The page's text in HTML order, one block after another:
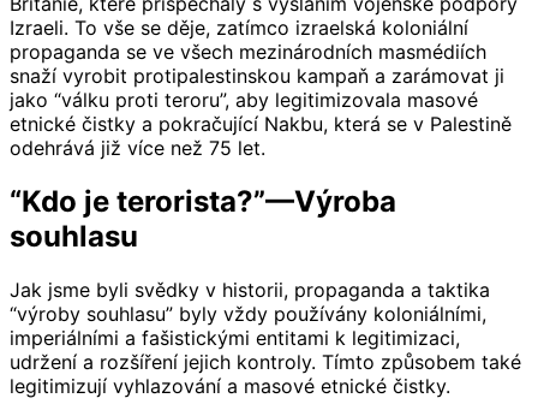
Izraeli. To vše se děje, zatímco izraelská koloniální
propaganda se ve všech mezinárodních masmédiích
snaží vyrobit protipalestinskou kampaň a zarámovat ji
jako “válku proti teroru”, aby legitimizovala masové
etnické čistky a pokračující Nakbu, která se v Palestině
odehrává již více než 75 let.
“Kdo je terorista?”—Výroba
souhlasu
Jak jsme byli svědky v historii, propaganda a taktika
“výroby souhlasu” byly vždy používány koloniálními,
imperiálními a fašistickými entitami k legitimizaci,
udržení a rozšíření jejich kontroly. Tímto způsobem také
legitimizují vyhlazování a masové etnické čistky.